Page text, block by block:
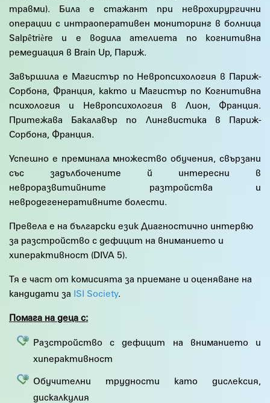
травми). Била е стажант при неврохирургични
операции с интраоперативен мониторинг в болница
Salpêtrière и е водила ателиета по когнитивна
ремедиация в Brain Up, Париж.
Завършила e Магистър по Невропсихология в Париж-
Сорбона, Франция, както и Магистър по Когнитивна
психология и Невропсихология в Лион, Франция.
Притежава Бакалавър по Лингвистика в Париж-
Сорбона, Франция.
Успешно е преминала множество обучения, свързани
със задълбочените й интересни в
невроразвитийните разтройства и
невродегенеративните болести.
Превела е на български език Диагностично интервю
за разстройство с дефицит на вниманието и
хиперактивност (DIVA 5).
Тя е част от комисията за приемане и оценяване на
кандидати за ISI Society.
Помага на деца с:
Разстройство с дефицит на вниманието и
хиперактивност
Обучителни трудности като дислексия,
дискалкулия